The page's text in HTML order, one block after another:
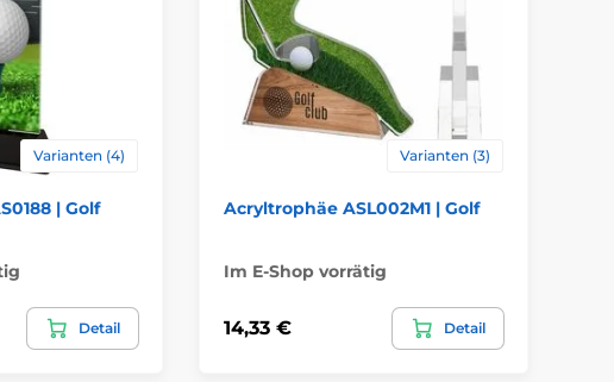
Varianten (4)
| Golf
Detail
Varianten (3)
Acryltrophäe ASL002M1 | Golf
Im E-Shop vorrätig
14,33 € Detail